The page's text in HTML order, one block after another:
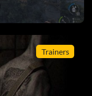
Trainers